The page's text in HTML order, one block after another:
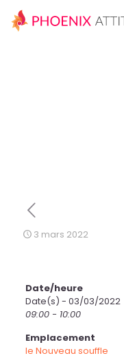
3 mars 2022
Date/heure
Date(s) - 03/03/2022
09:00 - 10:00
Emplacement
le Nouveau souffle